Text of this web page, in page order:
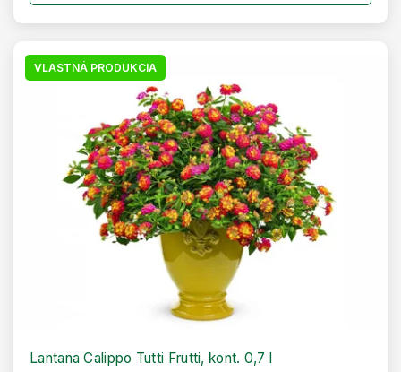
VLASTNÁ PRODUKCIA
Lantana Calippo Tutti Frutti, kont. 0,7 l